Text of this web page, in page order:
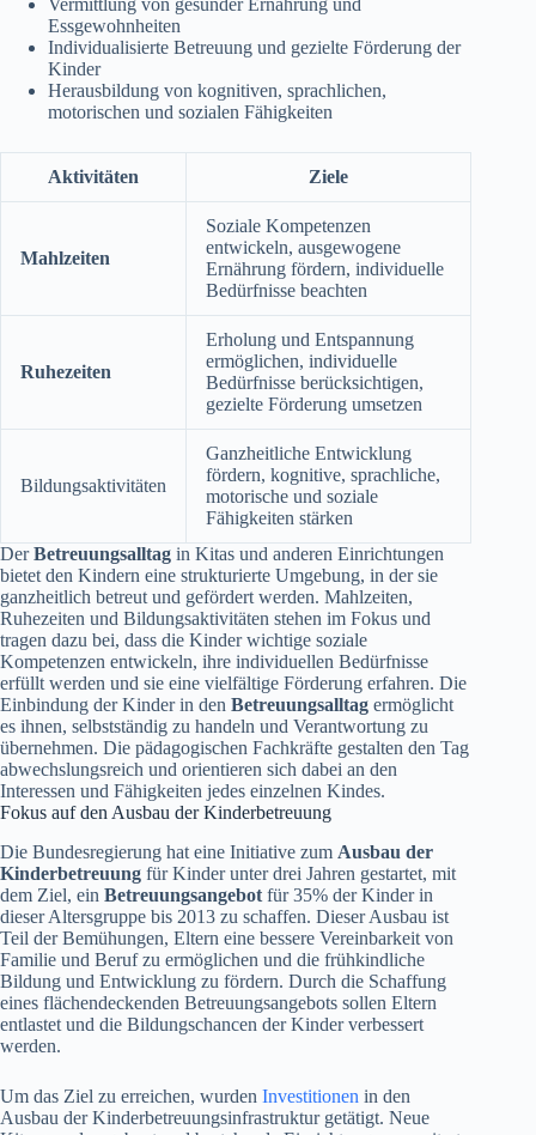
Vermittlung von gesunder Ernährung und
Essgewohnheiten
Individualisierte Betreuung und gezielte Förderung der
Kinder
Herausbildung von kognitiven, sprachlichen,
motorischen und sozialen Fähigkeiten
Aktivitäten Ziele
Mahlzeiten
Soziale Kompetenzen
entwickeln, ausgewogene
Ernährung fördern, individuelle
Bedürfnisse beachten
Ruhezeiten
Erholung und Entspannung
ermöglichen, individuelle
Bedürfnisse berücksichtigen,
gezielte Förderung umsetzen
Bildungsaktivitäten
Ganzheitliche Entwicklung
fördern, kognitive, sprachliche,
motorische und soziale
Fähigkeiten stärken
DerBetreuungsalltag in Kitas und anderen Einrichtungen
bietet den Kindern eine strukturierte Umgebung, in der sie
ganzheitlich betreut und gefördert werden. Mahlzeiten,
Ruhezeiten und Bildungsaktivitäten stehen im Fokus und
tragen dazu bei, dass die Kinder wichtige soziale
Kompetenzen entwickeln, ihre individuellen Bedürfnisse
erfüllt werden und sie eine vielfältige Förderung erfahren. Die
Einbindung der Kinder in den Betreuungsalltag ermöglicht
es ihnen, selbstständig zu handeln und Verantwortung zu
übernehmen. Die pädagogischen Fachkräfte gestalten den Tag
abwechslungsreich und orientieren sich dabei an den
Interessen und Fähigkeiten jedes einzelnen Kindes.
Fokus auf den Ausbau der Kinderbetreuung
Die Bundesregierung hat eine Initiative zum Ausbau der
Kinderbetreuung für Kinder unter drei Jahren gestartet, mit
dem Ziel, ein Betreuungsangebot für 35% der Kinder in
dieser Altersgruppe bis 2013 zu schaffen. Dieser Ausbau ist
Teil der Bemühungen, Eltern eine bessere Vereinbarkeit von
Familie und Beruf zu ermöglichen und die frühkindliche
Bildung und Entwicklung zu fördern. Durch die Schaffung
eines flächendeckenden Betreuungsangebots sollen Eltern
entlastet und die Bildungschancen der Kinder verbessert
werden.
Um das Ziel zu erreichen, wurden Investitionen in den
Ausbau der Kinderbetreuungsinfrastruktur getätigt. Neue